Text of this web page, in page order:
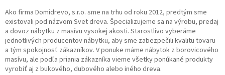
Ako firma Domidrevo, s.r.o. sme na trhu od roku 2012, predtým sme
existovali pod názvom Svet dreva. Špecializujeme sa na výrobu, predaj
a dovoz nábytku z masívu vysokej akosti. Starostlivo vyberáme
jednotlivých producentov nábytku, aby sme zabezpečili kvalitu tovaru
a tým spokojnosť zákazníkov. V ponuke máme nábytok z borovicového
masívu, ale podľa priania zákazníka vieme všetky ponúkané produkty
vyrobiť aj z bukového, dubového alebo iného dreva.